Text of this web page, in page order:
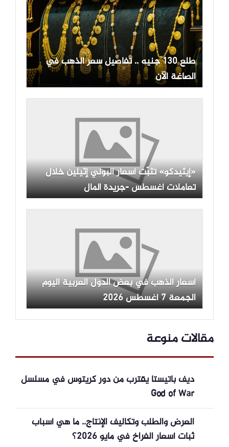
طلع 130 جنيه .. تفاصيل سعر الذهب في
الصاغة الآن
«إيثيدكو» تثبّت أسعار البولي إثيلين خلال
تعاملات أغسطس -جريدة المال
أسعار الذهب في بعض الدول العربية اليوم
الجمعة 7 أغسطس 2026
مقالات منوعة
ديف باتيستا يقترب من دور كريتوس في مسلسل
God of War
العرض والطلب وتكاليف الإنتاج.. ما هي أسباب
ثبات أسعار الفراخ في مايو 2026؟